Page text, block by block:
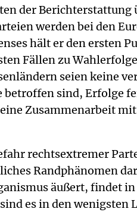
der
werden bei den
hält er den ersten
Fällen zu
seien keine
sind, Erfolge
Zusammenarbeit
rechtsextremer
Randphänomen
äußert, findet
es in den wenigsten